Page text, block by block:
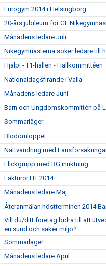
Eurogym 2014 i Helsingborg
20-års jubileum för GF
Månadens ledare Juli
Nikegymnasterna söker ledare till
Hjälp! - T1-hallen - Hallkommittéen
Nationaldagsfirande i Valla
Månadens ledare Juni
Barn och Ungdomskommittén på
Sommarläger
Blodomloppet
Nattvandring med
Flickgrupp med RG inriktning
Fakturor HT 2014
Månadens ledare Maj
Återanmälan höstterminen 2014
Vill du/ditt företag bidra till att
en sund och säker miljö?
Sommarläger
Månadens ledare April